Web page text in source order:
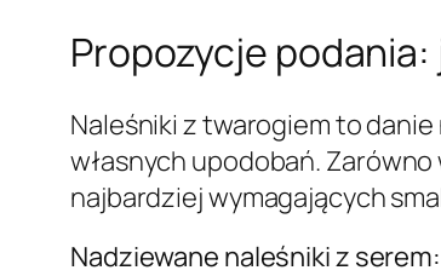
Propozycje
Naleśniki z twarogiem to
własnych upodobań.
najbardziej wymagających
Nadziewane naleśniki z